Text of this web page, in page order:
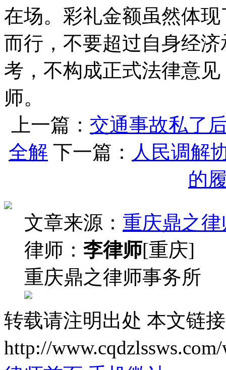
在场。彩礼金额虽然体
而行，不要超过自身经
考，不构成正式法律意
师。
上一篇： 交通事故私了
全解 下一篇： 人民调解
的
文章来源： 重庆鼎之
律师： 李律师[重庆]
重庆鼎之律师事务所
转载请注明出处 本文链
http://